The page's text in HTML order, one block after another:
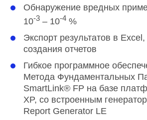
Обнаружение вредных
10-3 – 10-4 %
Экспорт результатов в
создания отчетов
Гибкое программное
Метода Фундаментальных
SmartLink® FP на базе
XP, со встроенным
Report Generator LE